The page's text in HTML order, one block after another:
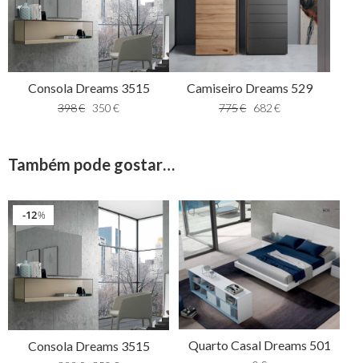
Consola Dreams 3515
398€ 350€
Camiseiro Dreams 529
775€ 682€
Também pode gostar…
%
12
Consola Dreams 3515 Quarto Casal Dreams 501